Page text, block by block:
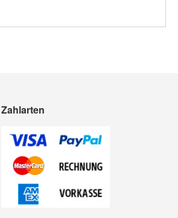
Zahlarten